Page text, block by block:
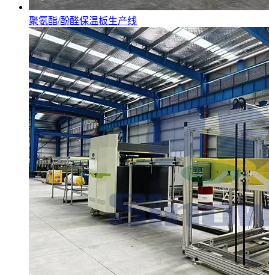
聚氨酯/酚醛保温板生产线